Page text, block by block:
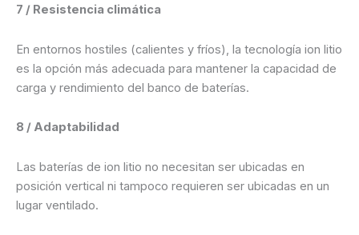
7 / Resistencia climática
En entornos hostiles (calientes y fríos), la tecnología ion litio
es la opción más adecuada para mantener la capacidad de
carga y rendimiento del banco de baterías.
8 / Adaptabilidad
Las baterías de ion litio no necesitan ser ubicadas en
posición vertical ni tampoco requieren ser ubicadas en un
lugar ventilado.